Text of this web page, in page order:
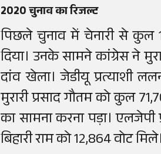
2020 चुनाव का रिजल्ट
पिछले चुनाव में चेनारी से कुल
दिया। उनके सामने कांग्रेस ने
दांव खेला। जेडीयू प्रत्याशी
मुरारी प्रसाद गौतम को कुल
का सामना करना पड़ा। एलजेपी
बिहारी राम को 12,864 वोट मिले।